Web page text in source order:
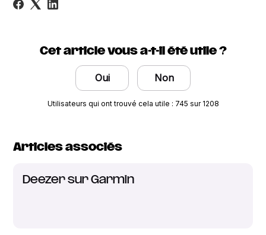
Cet article vous a-t-il été utile ?
Oui Non
Utilisateurs qui ont trouvé cela utile : 745 sur 1208
Articles associés
Deezer sur Garmin